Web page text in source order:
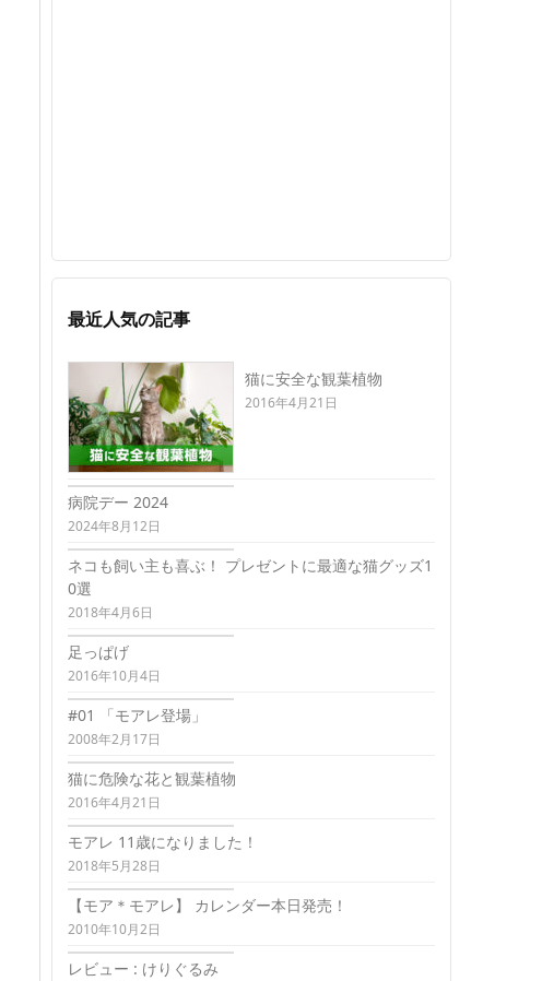
最近人気の記事
猫に安全な観葉植物
2016年4月21日
病院デー 2024
2024年8月12日
ネコも飼い主も喜ぶ！ プレゼントに最適な猫グッズ1
0選
2018年4月6日
足っぱげ
2016年10月4日
#01 「モアレ登場」
2008年2月17日
猫に危険な花と観葉植物
2016年4月21日
モアレ 11歳になりました！
2018年5月28日
【モア＊モアレ】 カレンダー本日発売！
2010年10月2日
レビュー : けりぐるみ